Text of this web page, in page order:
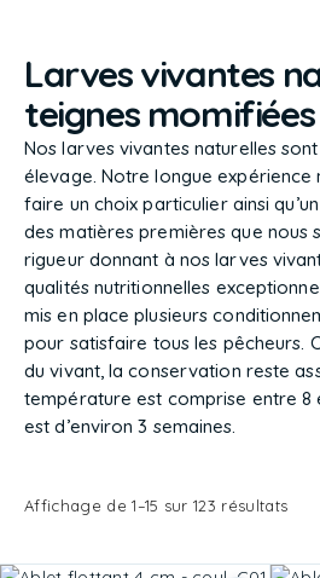
Larves vivantes
teignes momifiées
Nos larves vivantes naturelles
élevage. Notre longue expérience
faire un choix particulier ainsi
des matières premières que nous
rigueur donnant à nos larves
qualités nutritionnelles
mis en place plusieurs
pour satisfaire tous les pêcheurs.
du vivant, la conservation reste
température est comprise entre 8
est d’environ 3 semaines.
Affichage de 1–15 sur 123 résultats